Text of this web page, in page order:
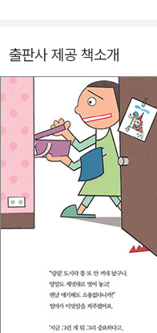
출판사 제공 책소개